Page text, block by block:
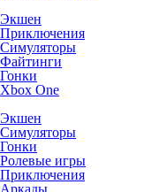
Экшен
Приключения
Симуляторы
Файтинги
Гонки
Xbox One
Экшен
Симуляторы
Гонки
Ролевые игры
Приключения
Аркады